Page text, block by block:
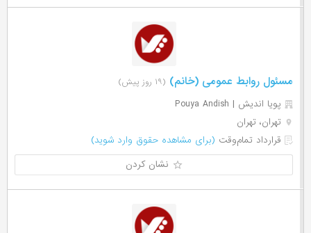
مسئول روابط عمومی (خانم) (۱۹ روز پیش)
پویا اندیش | Pouya Andish
تهران، تهران
قرارداد تمام‌وقت (برای مشاهده حقوق وارد شوید)
نشان کردن